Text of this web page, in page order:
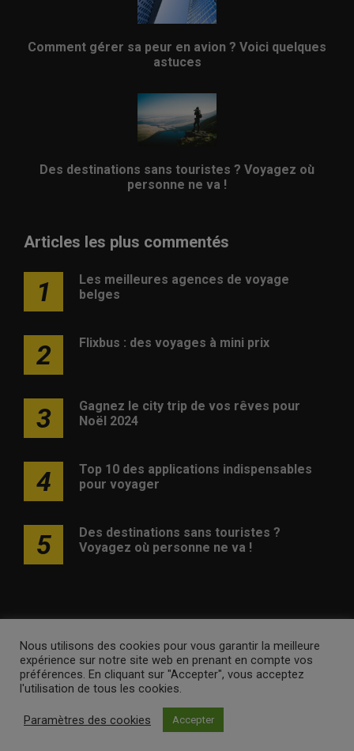
Comment gérer sa peur en avion ? Voici quelques
astuces
Des destinations sans touristes ? Voyagez où
personne ne va !
Articles les plus commentés
1
Les meilleures agences de voyage
belges
2 Flixbus : des voyages à mini prix
3
Gagnez le city trip de vos rêves pour
Noël 2024
4
Top 10 des applications indispensables
pour voyager
5
Des destinations sans touristes ?
Voyagez où personne ne va !
Publicité Contact Avertissement Newsletter
Politique
de confidentialité
Volo Media.
Nous utilisons des cookies pour vous garantir la meilleure
expérience sur notre site web en prenant en compte vos
préférences. En cliquant sur "Accepter", vous acceptez
l'utilisation de tous les cookies.
Paramètres des cookies Accepter